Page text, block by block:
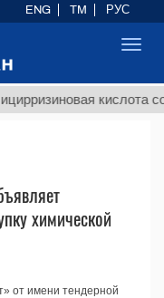
кислота
химической
от имени тендерной
ENG TM РУС